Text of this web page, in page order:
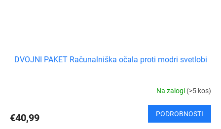
DVOJNI PAKET Računalniška očala proti modri svetlobi
Na zalogi (>5 kos)
€40,99 PODROBNOSTI